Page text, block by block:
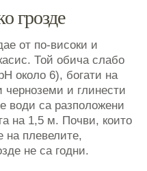
грозде
от по-високи и
Той обича слабо
около 6), богати на
черноземи и глинести
води са разположени
на 1,5 м. Почви, които
на плевелите,
не са годни.